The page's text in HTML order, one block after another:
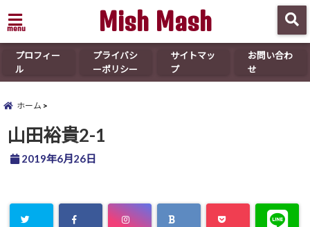
menu Mish Mash
プロフィー
ル
プライバシ
ーポリシー
サイトマッ
プ
お問い合わ
せ
ホーム
山田裕貴2-1
2019年6月26日